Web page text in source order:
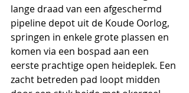
lange draad van een afgeschermd
pipeline depot uit de Koude Oorlog,
springen in enkele grote plassen en
komen via een bospad aan een
eerste prachtige open heideplek. Een
zacht betreden pad loopt midden